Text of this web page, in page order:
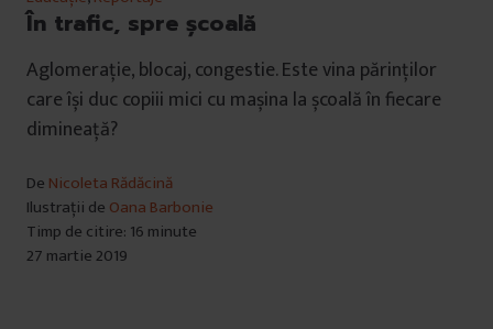
În trafic, spre școală
Aglomerație, blocaj, congestie. Este vina părinților
care își duc copiii mici cu mașina la școală în fiecare
dimineață?
De Nicoleta Rădăcină
Ilustrații de Oana Barbonie
Timp de citire: 16 minute
27 martie 2019